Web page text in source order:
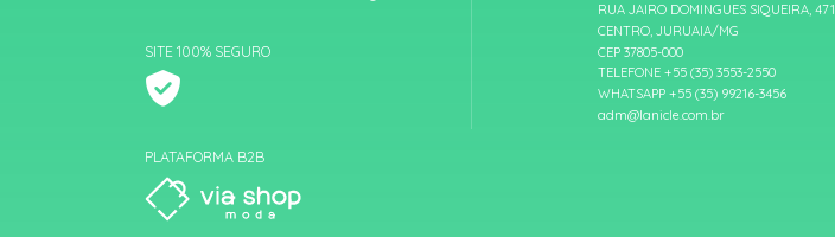
SITE 100% SEGURO
PLATAFORMA B2B
RUA JAIRO DOMINGUES SIQUEIRA, 471
CENTRO, JURUAIA/MG
CEP 37805-000
TELEFONE +55 (35) 3553-2550
WHATSAPP +55 (35) 99216-3456
adm@lanicle.com.br